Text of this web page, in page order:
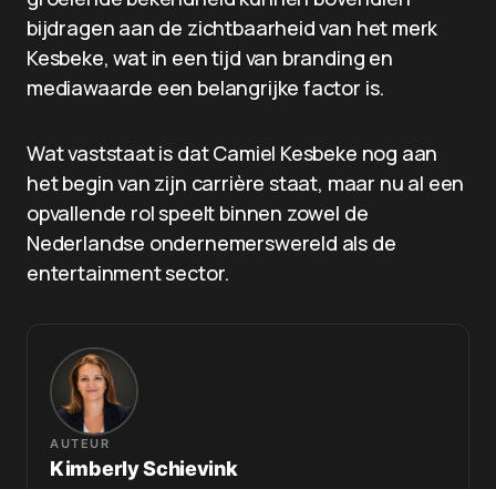
bijdragen aan de zichtbaarheid van het merk
Kesbeke, wat in een tijd van branding en
mediawaarde een belangrijke factor is.
Wat vaststaat is dat Camiel Kesbeke nog aan
het begin van zijn carrière staat, maar nu al een
opvallende rol speelt binnen zowel de
Nederlandse ondernemerswereld als de
entertainment sector.
AUTEUR
Kimberly Schievink